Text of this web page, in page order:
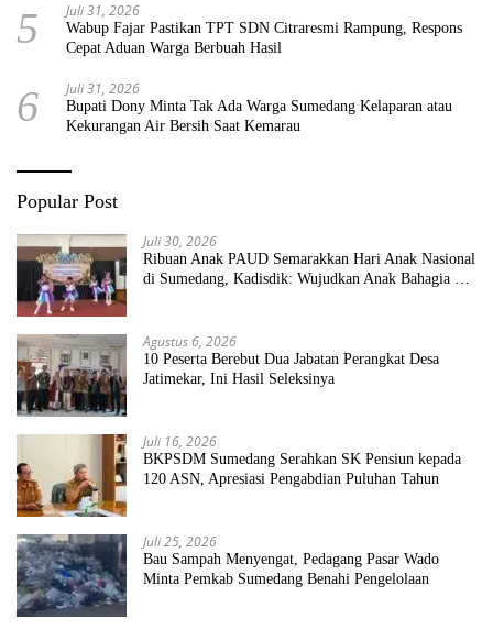
5 Juli 31, 2026
Wabup Fajar Pastikan TPT SDN Citraresmi Rampung, Respons
Cepat Aduan Warga Berbuah Hasil
6 Juli 31, 2026
Bupati Dony Minta Tak Ada Warga Sumedang Kelaparan atau
Kekurangan Air Bersih Saat Kemarau
Popular Post
Juli 30, 2026
Ribuan Anak PAUD Semarakkan Hari Anak Nasional
di Sumedang, Kadisdik: Wujudkan Anak Bahagia dan
Agustus 6, 2026
10 Peserta Berebut Dua Jabatan Perangkat Desa
Jatimekar, Ini Hasil Seleksinya
Juli 16, 2026
BKPSDM Sumedang Serahkan SK Pensiun kepada
120 ASN, Apresiasi Pengabdian Puluhan Tahun
Juli 25, 2026
Bau Sampah Menyengat, Pedagang Pasar Wado
Minta Pemkab Sumedang Benahi Pengelolaan